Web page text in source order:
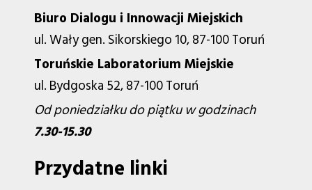
Biuro Dialogu i Innowacji Miejskich
ul. Wały gen. Sikorskiego 10, 87-100 Toruń
Toruńskie Laboratorium Miejskie
ul. Bydgoska 52, 87-100 Toruń
Od poniedziałku do piątku w godzinach
7.30-15.30
Przydatne linki